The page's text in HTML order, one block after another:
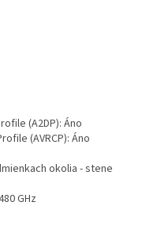
(A2DP): Áno
(AVRCP): Áno
okolia - stene
GHz